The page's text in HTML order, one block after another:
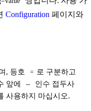
Configuration 페이지와
, 등호 = 로 구분하고
앞에
--
인수 접두사
사용하지 마십시오.